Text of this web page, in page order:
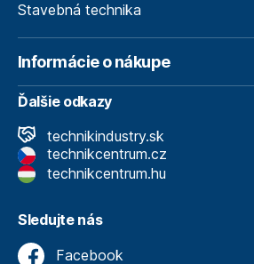
Stavebná technika
Informácie o nákupe
Ďalšie odkazy
technikindustry.sk
technikcentrum.cz
technikcentrum.hu
Sledujte nás
Facebook